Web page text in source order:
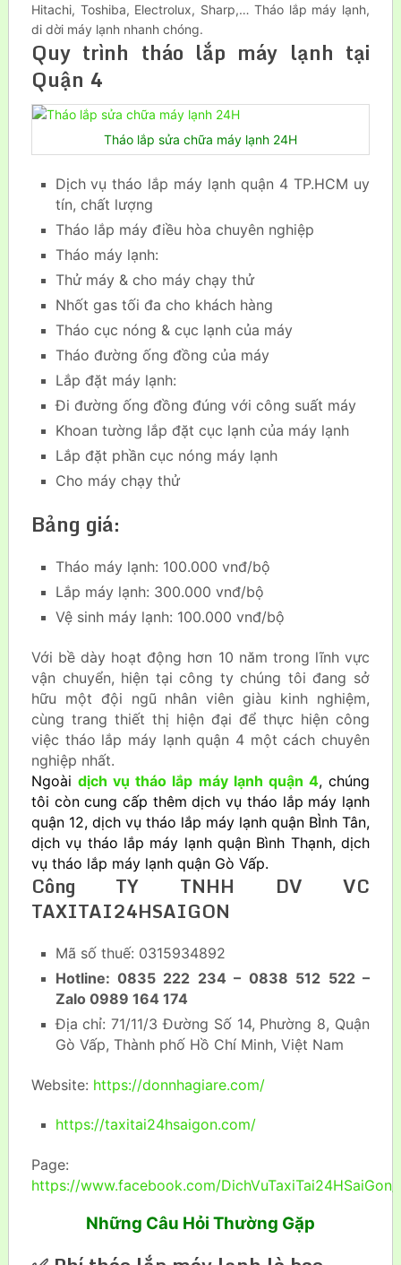
Hitachi, Toshiba, Electrolux, Sharp,… Tháo lắp máy lạnh,
di dời máy lạnh nhanh chóng.
Quy trình tháo lắp máy lạnh tại
Quận 4
Tháo lắp sửa chữa máy lạnh 24H
Dịch vụ tháo lắp máy lạnh quận 4 TP.HCM uy
tín, chất lượng
Tháo lắp máy điều hòa chuyên nghiệp
Tháo máy lạnh:
Thử máy & cho máy chạy thử
Nhốt gas tối đa cho khách hàng
Tháo cục nóng & cục lạnh của máy
Tháo đường ống đồng của máy
Lắp đặt máy lạnh:
Đi đường ống đồng đúng với công suất máy
Khoan tường lắp đặt cục lạnh của máy lạnh
Lắp đặt phần cục nóng máy lạnh
Cho máy chạy thử
Bảng giá:
Tháo máy lạnh: 100.000 vnđ/bộ
Lắp máy lạnh: 300.000 vnđ/bộ
Vệ sinh máy lạnh: 100.000 vnđ/bộ
Với bề dày hoạt động hơn 10 năm trong lĩnh vực
vận chuyển, hiện tại công ty chúng tôi đang sở
hữu một đội ngũ nhân viên giàu kinh nghiệm,
cùng trang thiết thị hiện đại để thực hiện công
việc tháo lắp máy lạnh quận 4 một cách chuyên
nghiệp nhất.
Ngoàidịch vụ tháo lắp máy lạnh quận 4, chúng
tôi còn cung cấp thêm dịch vụ tháo lắp máy lạnh
quận 12, dịch vụ tháo lắp máy lạnh quận BÌnh Tân,
dịch vụ tháo lắp máy lạnh quận Bình Thạnh, dịch
vụ tháo lắp máy lạnh quận Gò Vấp.
Công TY TNHH DV VC
TAXITAI24HSAIGON
Mã số thuế: 0315934892
Hotline: 0835 222 234 – 0838 512 522 –
Zalo 0989 164 174
Địa chỉ: 71/11/3 Đường Số 14, Phường 8, Quận
Gò Vấp, Thành phố Hồ Chí Minh, Việt Nam
Website: https://donnhagiare.com/
https://taxitai24hsaigon.com/
Page:
https://www.facebook.com/DichVuTaxiTai24HSaiGon/
Những Câu Hỏi Thường Gặp